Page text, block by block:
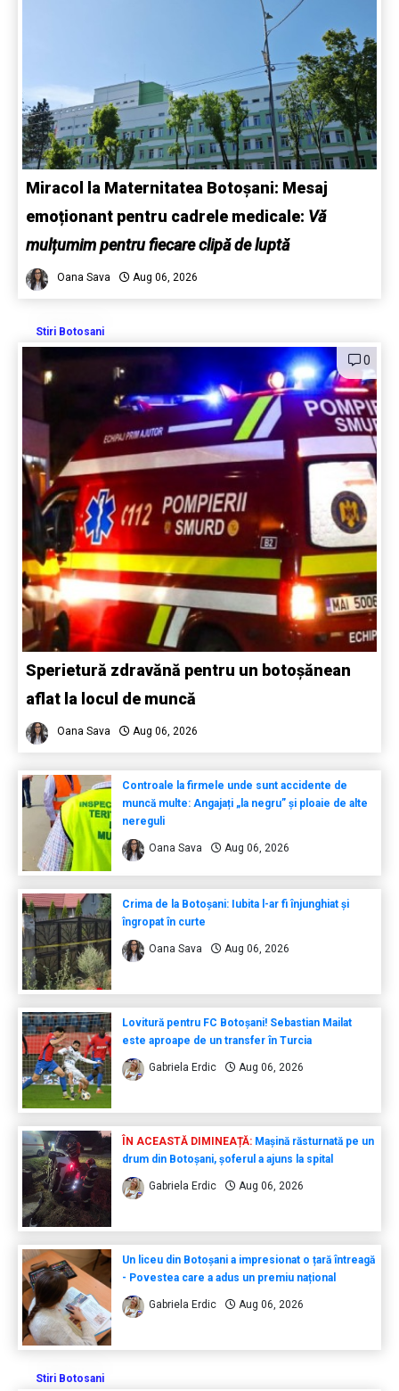
Miracol la Maternitatea Botoșani: Mesaj
emoționant pentru cadrele medicale: Vă
mulțumim pentru fiecare clipă de luptă
Oana Sava Aug 06, 2026
Stiri Botosani
0
Sperietură zdravănă pentru un botoșănean
aflat la locul de muncă
Oana Sava Aug 06, 2026
Controale la firmele unde sunt accidente de
muncă multe: Angajați „la negru” și ploaie de alte
nereguli
Oana Sava Aug 06, 2026
Crima de la Botoșani: Iubita l-ar fi înjunghiat și
îngropat în curte
Oana Sava Aug 06, 2026
Lovitură pentru FC Botoșani! Sebastian Mailat
este aproape de un transfer în Turcia
Gabriela Erdic Aug 06, 2026
ÎN ACEASTĂ DIMINEAȚĂ: Mașină răsturnată pe un
drum din Botoșani, șoferul a ajuns la spital
Gabriela Erdic Aug 06, 2026
Un liceu din Botoșani a impresionat o țară întreagă
- Povestea care a adus un premiu național
Gabriela Erdic Aug 06, 2026
Stiri Botosani